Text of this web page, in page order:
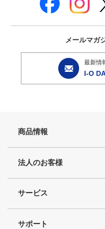
メールマガ
最新情
I-O
商品情報
法人のお客様
サービス
サポート